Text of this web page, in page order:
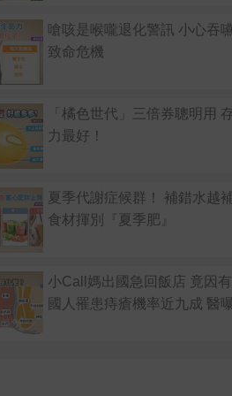
嗆咳是喉嚨退化警訊 小心吞
致命危機
「橘色世代」三倍券聰明用
力最好！
夏季代謝症候群！ 補錯水越
食材揮別『夏季肥』
小Call媽出國急回飯店 竟因
國人罹患痔瘡機率近九成 醫